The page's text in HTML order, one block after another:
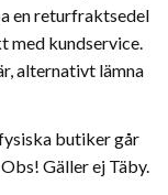
en returfraktsedel
med kundservice.
alternativt lämna
butiker går
Gäller ej Täby.